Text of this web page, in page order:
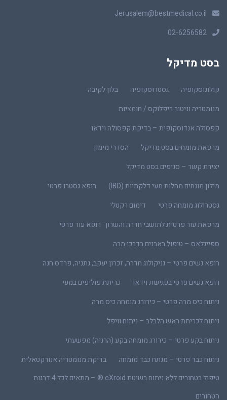
Jerusalem@bestmedical.co.il
02-6256582
בסט מדיקל
קולונוסקופיה גסטרוסקופיה
בלון לקיבה
מנומטריה וניטור ריפלוקס / חומציות
קפסולה אנדוסקופית – בדיקת קפסולה וידאו
מרפאת מומחים בסט מדיקל
הסדרי מימון
יצירת קשר – סניפים בסט מדיקל
מילון מונחים מחלות מעי דלקתיות (IBD)
רופא גסטרו פרטי
גסטרולוג מומחה פרטי
דימום רקטלי
מרפאת עור פרטית לתושבי חדרה והשרון · רופא עור פרטי
ספייגלאס – טיפול באבנים בדרכי מרה
רופא נשים פרטי – גניקולוג חדרה, זכרון יעקב, נתניה, פרדס חנה
רופא נשים פרטי בפגישת וידאו
כריתת פוליפים במעי
ניתוח כיס מרה פרטי – כירורג מומחה כיס מרה
ניתוח לכריתת ראש הלבלב – ניתוח וויפל
ניתוח בקע פרטי – כירורג מומחה בקע (הרניה) מפשעתי
ניתוח כבד פרטי – מנתח כבד מומחה
בדיקת מנומטריה אנורקטאלית
טיפול בטחורים ללא ניתוח בשיטת eXroid ® – מתאים לכל 4 דרגות
הטחורים